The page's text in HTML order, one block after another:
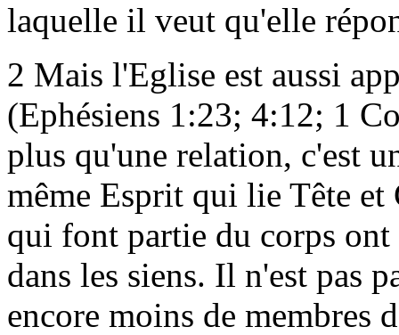
laquelle il veut qu'elle
2 Mais l'Eglise est aussi
(Ephésiens 1:23; 4:12; 1
plus qu'une relation, c'est
même Esprit qui lie Tête et
qui font partie du corps
dans les siens. Il n'est pas
encore moins de membres